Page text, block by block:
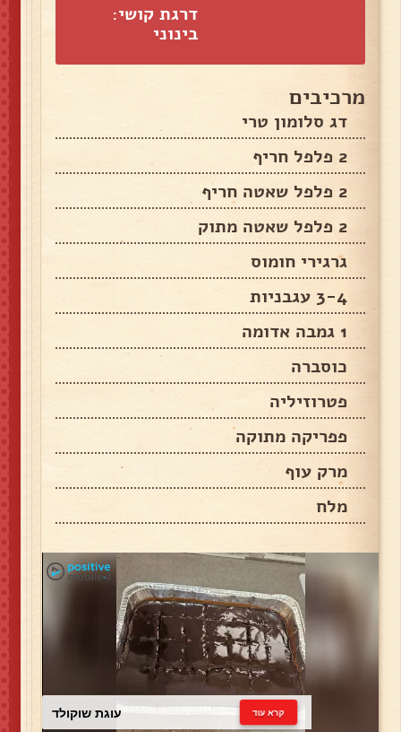
דרגת קושי:
בינוני
מרכיבים
דג סלומון טרי
2 פלפל חריף
2 פלפל שאטה חריף
2 פלפל שאטה מתוק
גרגירי חומוס
3-4 עגבניות
1 גמבה אדומה
כוסברה
פטרוזיליה
פפריקה מתוקה
מרק עוף
מלח
עוגת שוקולד קרא עוד